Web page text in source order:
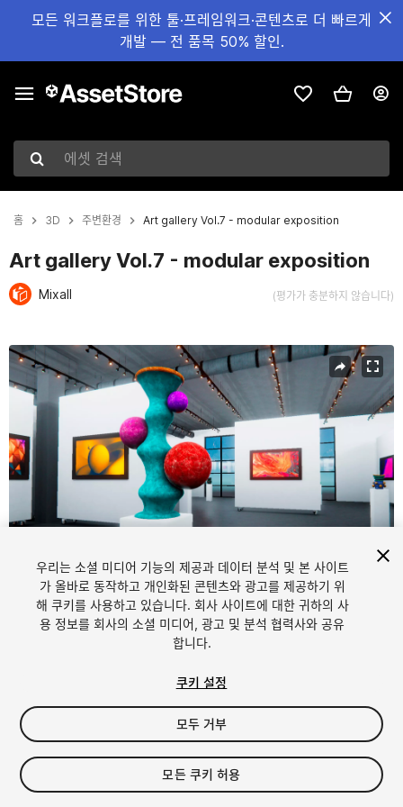
모든 워크플로를 위한 툴·프레임워크·콘텐츠로 더 빠르게
개발 — 전 품목 50% 할인.
에셋 검색
홈 3D 주변환경 Art gallery Vol.7 - modular exposition
Art gallery Vol.7 - modular exposition
Mixall (평가가 충분하지 않습니다)
현재 슬라이드: 1 / 19
1/19
$29.99
세금/부가세는 결제 시 반영됩니다.
우리는 소셜 미디어 기능의 제공과 데이터 분석 및 본 사이트
가 올바로 동작하고 개인화된 콘텐츠와 광고를 제공하기 위
해 쿠키를 사용하고 있습니다. 회사 사이트에 대한 귀하의 사
용 정보를 회사의 소셜 미디어, 광고 및 분석 협력사와 공유
합니다.
쿠키 설정
모두 거부
모든 쿠키 허용